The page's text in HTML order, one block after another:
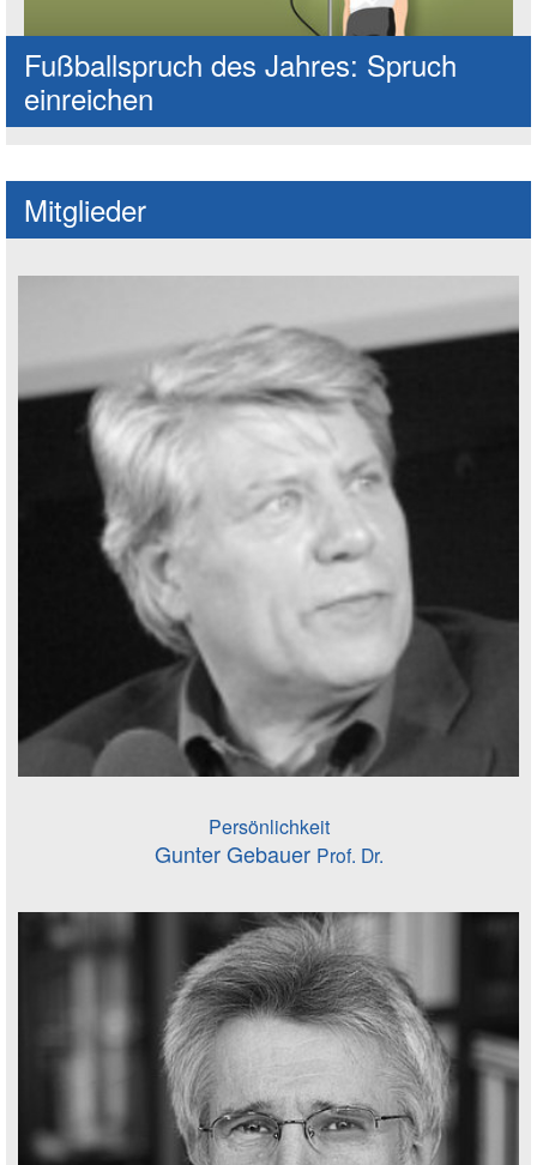
Fußballspruch des Jahres: Spruch
einreichen
Mitglieder
Persönlichkeit
Gunter Gebauer Prof. Dr.